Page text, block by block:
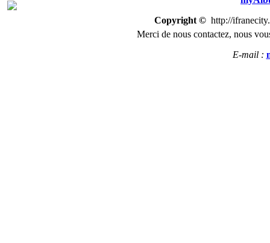
Copyright ©http://
Merci de nous contactez, nous
E-mail :